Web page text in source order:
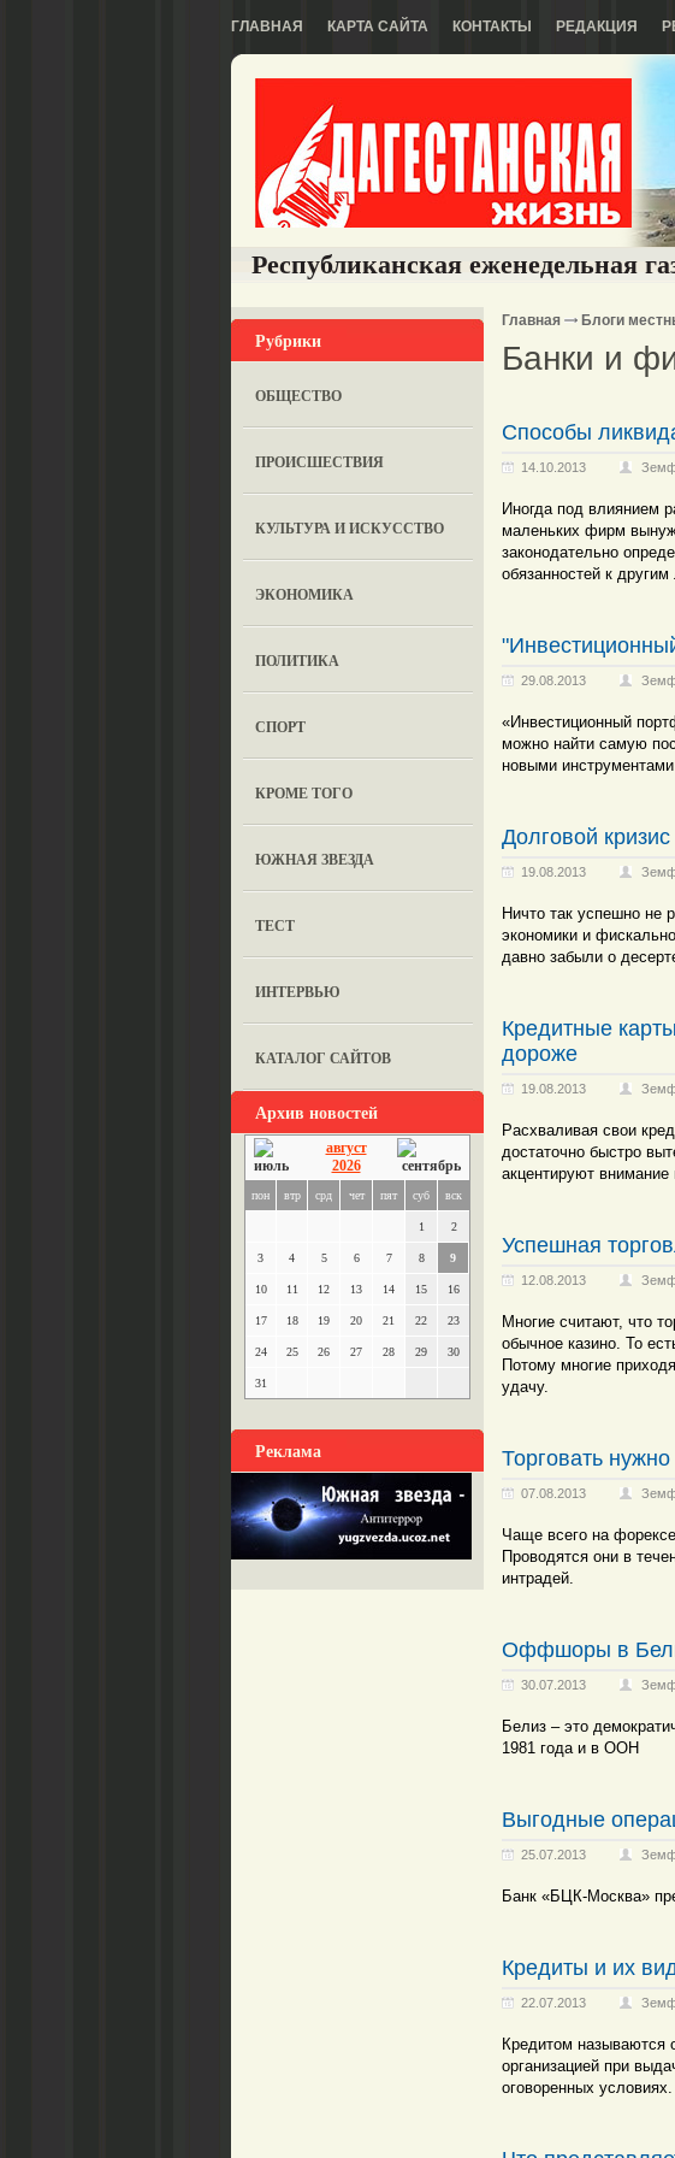
ГЛАВНАЯ КАРТА САЙТА КОНТАКТЫ РЕДАКЦИЯ
Республиканская еженедельная
Рубрики
ОБЩЕСТВО
ПРОИСШЕСТВИЯ
КУЛЬТУРА И ИСКУССТВО
ЭКОНОМИКА
ПОЛИТИКА
СПОРТ
КРОМЕ ТОГО
ЮЖНАЯ ЗВЕЗДА
ТЕСТ
ИНТЕРВЬЮ
КАТАЛОГ САЙТОВ
Архив новостей
август
2026
пон втр срд чет пят суб вск
1 2
3 4 5 6 7 8 9
10 11 12 13 14 15 16
17 18 19 20 21 22 23
24 25 26 27 28 29 30
31
Реклама
Главная Блоги
Банки и
Способы
14.10.2013
Иногда под влиянием
маленьких фирм
законодательно
обязанностей к
29.08.2013
«Инвестиционный
можно найти самую
новыми
Долговой
19.08.2013
Ничто так успешно не
экономики и
давно забыли о
Кредитные
дороже
19.08.2013
Расхваливая свои
достаточно быстро
акцентируют
Успешная
12.08.2013
Многие считают, что
обычное казино. То
Потому многие
удачу.
Торговать
07.08.2013
Чаще всего на
Проводятся они в
интрадей.
Оффшоры в
30.07.2013
Белиз – это
1981 года и в ООН
Выгодные
25.07.2013
Банк «БЦК-Москва»
Кредиты и их
22.07.2013
Кредитом называются
организацией при
оговоренных условиях.